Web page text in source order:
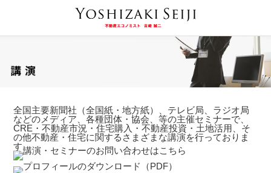
全国主要新聞社（全国紙・地方紙）、テレビ局、ラジオ局
などのメディア、各種団体・協会、等の主催セミナーで、
CRE・不動産市況・住宅購入・不動産投資・土地活用、そ
の他不動産・住宅に関するさまざまな講演を行っておりま
す。